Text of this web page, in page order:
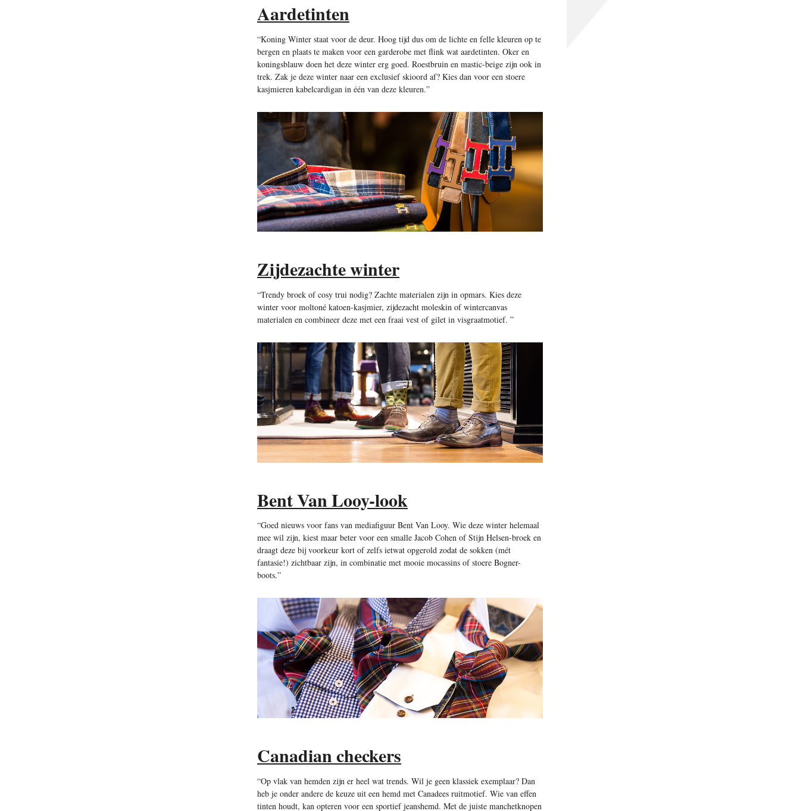
Aardetinten
“Koning Winter staat voor de deur. Hoog tijd dus om de lichte en felle kleuren op te
bergen en plaats te maken voor een garderobe met flink wat aardetinten. Oker en
koningsblauw doen het deze winter erg goed. Roestbruin en mastic-beige zijn ook in
trek. Zak je deze winter naar een exclusief skioord af? Kies dan voor een stoere
kasjmieren kabelcardigan in één van deze kleuren.”
Zijdezachte winter
“Trendy broek of cosy trui nodig? Zachte materialen zijn in opmars. Kies deze
winter voor moltoné katoen-kasjmier, zijdezacht moleskin of wintercanvas
materialen en combineer deze met een fraai vest of gilet in visgraatmotief. ”
Bent Van Looy-look
“Goed nieuws voor fans van mediafiguur Bent Van Looy. Wie deze winter helemaal
mee wil zijn, kiest maar beter voor een smalle Jacob Cohen of Stijn Helsen-broek en
draagt deze bij voorkeur kort of zelfs ietwat opgerold zodat de sokken (mét
fantasie!) zichtbaar zijn, in combinatie met mooie mocassins of stoere Bogner-
boots.”
Canadian checkers
“Op vlak van hemden zijn er heel wat trends. Wil je geen klassiek exemplaar? Dan
heb je onder andere de keuze uit een hemd met Canadees ruitmotief. Wie van effen
tinten houdt, kan opteren voor een sportief jeanshemd. Met de juiste manchetknopen